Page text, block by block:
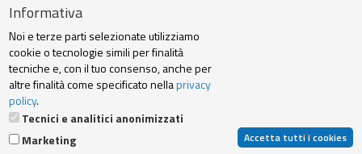
Visita la pagina
Footer
menu
Web agency Privacy policy e cookie
Termini Servizio
© 2019 Archibuzz Srl - Tutti i diritti riservati | P. IVA e C. Fiscale: 10707250014 |
Informativa
Noi e terze parti selezionate utilizziamo
cookie o tecnologie simili per finalità
tecniche e, con il tuo consenso, anche per
altre finalità come specificato nellaprivacy
policy.
Tecnici e analitici anonimizzati
Marketing
Accetta tutti i cookies